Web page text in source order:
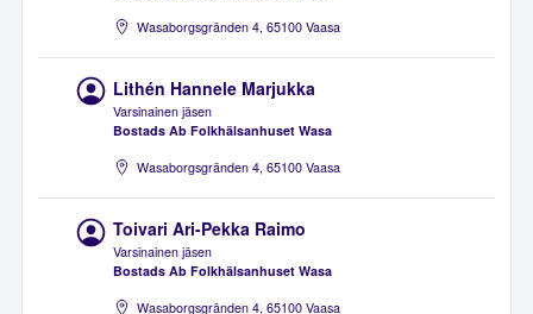
Wasaborgsgränden 4, 65100 Vaasa
Lithén Hannele Marjukka
Varsinainen jäsen
Bostads Ab Folkhälsanhuset Wasa
Wasaborgsgränden 4, 65100 Vaasa
Toivari Ari-Pekka Raimo
Varsinainen jäsen
Bostads Ab Folkhälsanhuset Wasa
Wasaborgsgränden 4, 65100 Vaasa